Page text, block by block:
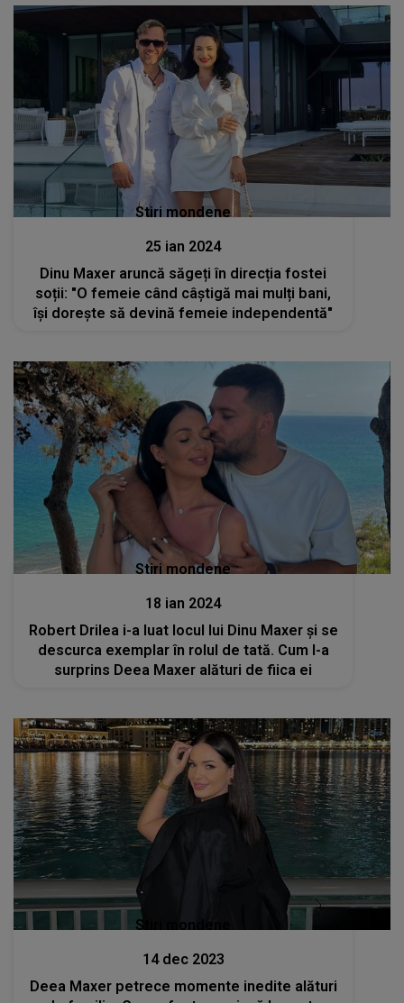
Stiri mondene
25 ian 2024
Dinu Maxer aruncă săgeți în direcția fostei
soții: "O femeie când câștigă mai mulți bani,
își dorește să devină femeie independentă"
Stiri mondene
18 ian 2024
Robert Drilea i-a luat locul lui Dinu Maxer și se
descurca exemplar în rolul de tată. Cum l-a
surprins Deea Maxer alături de fiica ei
Stiri mondene
14 dec 2023
Deea Maxer petrece momente inedite alături